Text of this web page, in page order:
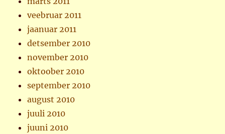
veebruar 2011
jaanuar 2011
detsember 2010
november 2010
oktoober 2010
september 2010
august 2010
juuli 2010
juuni 2010